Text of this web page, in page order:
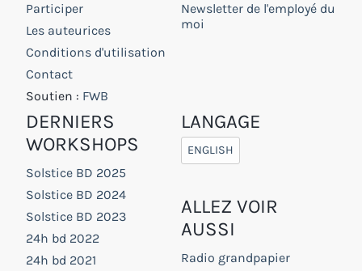
Participer
Les auteurices
Conditions d'utilisation
Contact
Soutien : FWB
Newsletter de l'employé du
moi
DERNIERS
WORKSHOPS
Solstice BD 2025
Solstice BD 2024
Solstice BD 2023
24h bd 2022
24h bd 2021
LANGAGE
ENGLISH
ALLEZ VOIR
AUSSI
Radio grandpapier